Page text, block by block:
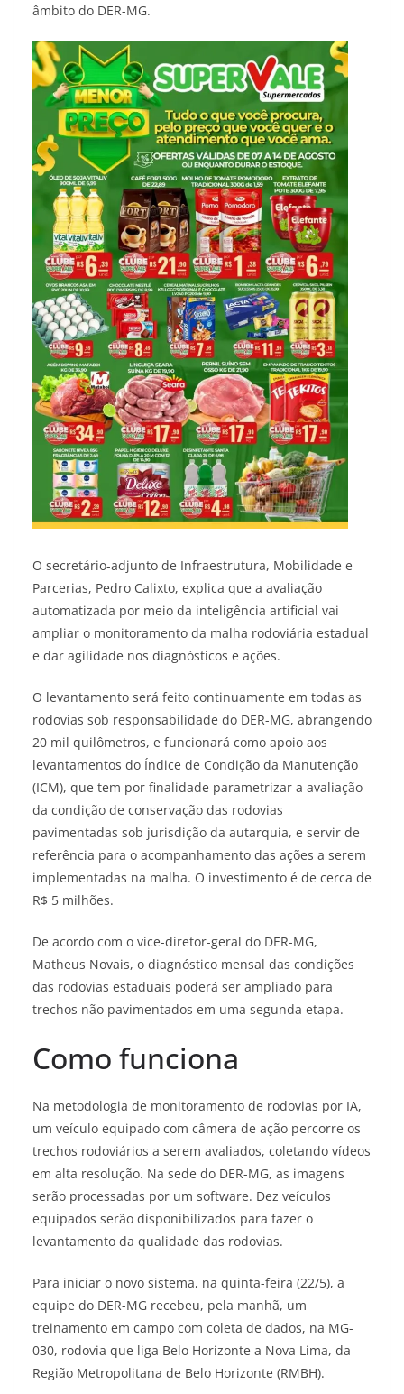
âmbito do DER-MG.
O secretário-adjunto de Infraestrutura, Mobilidade e
Parcerias, Pedro Calixto, explica que a avaliação
automatizada por meio da inteligência artificial vai
ampliar o monitoramento da malha rodoviária estadual
e dar agilidade nos diagnósticos e ações.
O levantamento será feito continuamente em todas as
rodovias sob responsabilidade do DER-MG, abrangendo
20 mil quilômetros, e funcionará como apoio aos
levantamentos do Índice de Condição da Manutenção
(ICM), que tem por finalidade parametrizar a avaliação
da condição de conservação das rodovias
pavimentadas sob jurisdição da autarquia, e servir de
referência para o acompanhamento das ações a serem
implementadas na malha. O investimento é de cerca de
R$ 5 milhões.
De acordo com o vice-diretor-geral do DER-MG,
Matheus Novais, o diagnóstico mensal das condições
das rodovias estaduais poderá ser ampliado para
trechos não pavimentados em uma segunda etapa.
Como funciona
Na metodologia de monitoramento de rodovias por IA,
um veículo equipado com câmera de ação percorre os
trechos rodoviários a serem avaliados, coletando vídeos
em alta resolução. Na sede do DER-MG, as imagens
serão processadas por um software. Dez veículos
equipados serão disponibilizados para fazer o
levantamento da qualidade das rodovias.
Para iniciar o novo sistema, na quinta-feira (22/5), a
equipe do DER-MG recebeu, pela manhã, um
treinamento em campo com coleta de dados, na MG-
030, rodovia que liga Belo Horizonte a Nova Lima, da
Região Metropolitana de Belo Horizonte (RMBH).